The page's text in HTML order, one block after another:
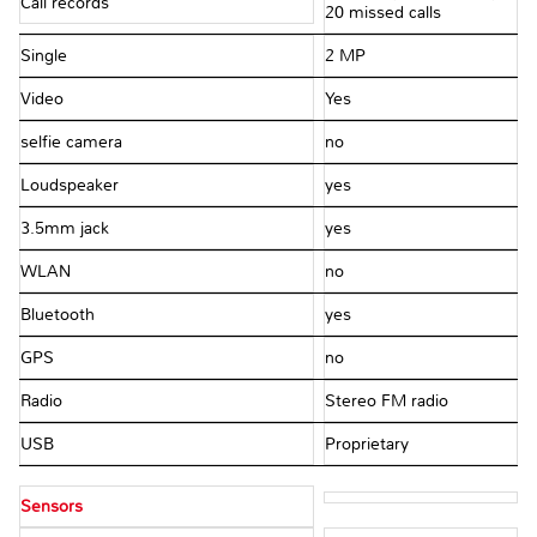
20 missed calls
Single 2 MP
Video Yes
selfie camera no
Loudspeaker yes
3.5mm jack yes
WLAN no
Bluetooth yes
GPS no
Radio Stereo FM radio
USB Proprietary
Sensors